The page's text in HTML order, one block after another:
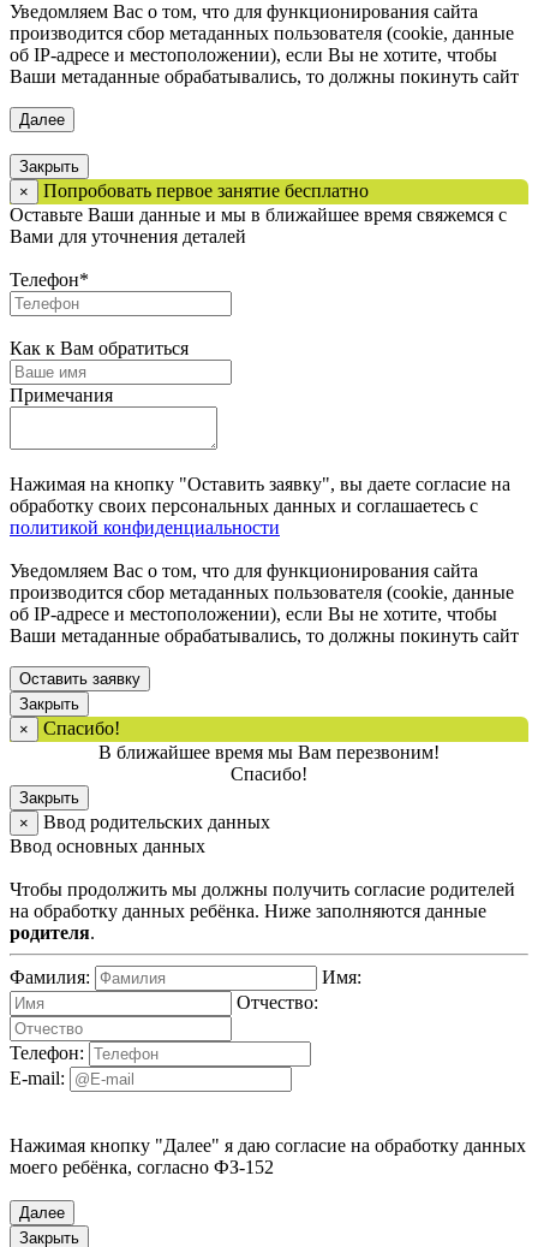
Уведомляем Вас о том, что для функционирования сайта
производится сбор метаданных пользователя (cookie, данные
об IP-адресе и местоположении), если Вы не хотите, чтобы
Ваши метаданные обрабатывались, то должны покинуть сайт
Закрыть
×
Попробовать первое занятие бесплатно
Оставьте Ваши данные и мы в ближайшее время свяжемся с
Вами для уточнения деталей
Телефон*
Как к Вам обратиться
Примечания
Нажимая на кнопку "Оставить заявку", вы даете согласие на
обработку своих персональных данных и соглашаетесь с
политикой конфиденциальности
Уведомляем Вас о том, что для функционирования сайта
производится сбор метаданных пользователя (cookie, данные
об IP-адресе и местоположении), если Вы не хотите, чтобы
Ваши метаданные обрабатывались, то должны покинуть сайт
Оставить заявку
Закрыть
×
Спасибо!
В ближайшее время мы Вам перезвоним!
Спасибо!
Закрыть
×
Ввод родительских данных
Ввод основных данных
Чтобы продолжить мы должны получить согласие родителей
на обработку данных ребёнка. Ниже заполняются данные
родителя.
Фамилия:
Имя:
Отчество:
Телефон:
E-mail:
Нажимая кнопку "Далее" я даю согласие на обработку данных
моего ребёнка, согласно ФЗ-152
Далее
Закрыть